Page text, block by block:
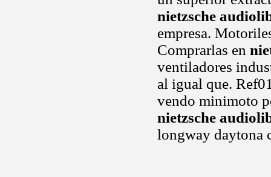
nietzsche
empresa.
Comprarlas en
ventiladores
al igual que.
vendo minimoto
nietzsche
longway daytona